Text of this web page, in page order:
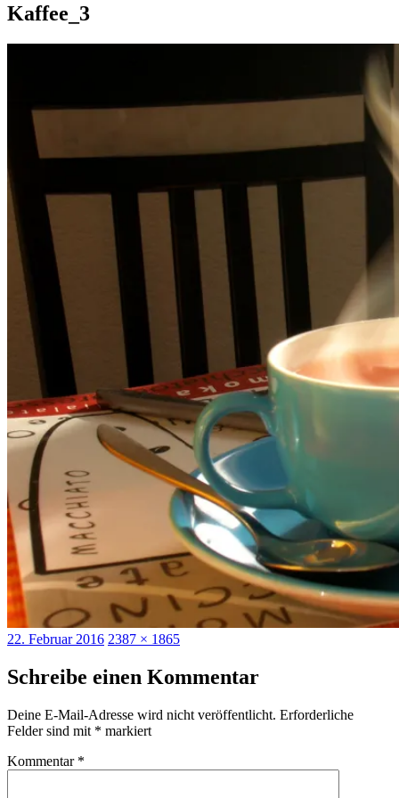
Kaffee_3
Veröffentlicht
22. Februar 2016 Originalgröße
2387 × 1865
Schreibe einen Kommentar
Deine E-Mail-Adresse wird nicht veröffentlicht. Erforderliche
Felder sind mit * markiert
Kommentar *